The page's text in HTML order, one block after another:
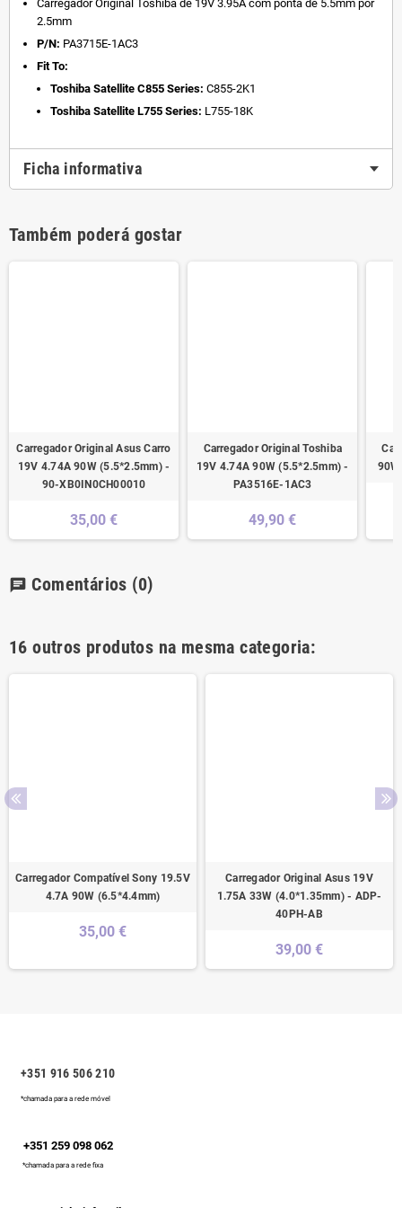
Carregador Original Toshiba de 19V 3.95A com ponta de 5.5mm por
2.5mm
P/N: PA3715E-1AC3
Fit To:
Toshiba Satellite C855 Series: C855-2K1
Toshiba Satellite L755 Series: L755-18K
Ficha informativa
Também poderá gostar
Carregador Original Asus Carro
19V 4.74A 90W (5.5*2.5mm) -
90-XB0IN0CH00010
35,00 €
Carregador Original Toshiba
19V 4.74A 90W (5.5*2.5mm) -
PA3516E-1AC3
49,90 €
chat Comentários (0)
16 outros produtos na mesma categoria:
Carregador Compatível Sony 19.5V
4.7A 90W (6.5*4.4mm)
35,00 €
Carregador Original Asus 19V
1.75A 33W (4.0*1.35mm) - ADP-
40PH-AB
39,00 €
+351 916 506 210
*chamada para a rede móvel
+351 259 098 062
*chamada para a rede fixa